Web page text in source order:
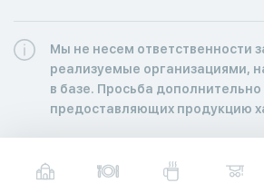
Мы не несем ответственности
реализуемые организациями,
в базе. Просьба дополнительно
предоставляющих продукцию